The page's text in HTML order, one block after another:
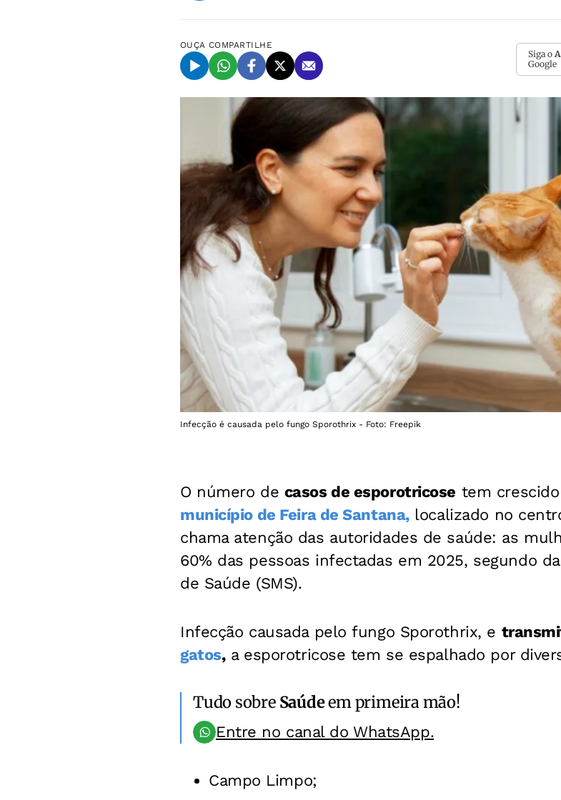
OUÇA COMPARTILHE
Siga o
Google
Infecção é causada pelo fungo Sporothrix - Foto: Freepik
O número de casos de esporotricose tem
município de Feira de Santana,localizado no
chama atenção das autoridades de saúde: as
60% das pessoas infectadas em 2025, segundo
de Saúde (SMS).
Infecção causada pelo fungo Sporothrix, e
gatos,a esporotricose tem se espalhado por
Tudo sobre Saúdeem primeira mão!
Entre no canal do WhatsApp.
Campo Limpo;